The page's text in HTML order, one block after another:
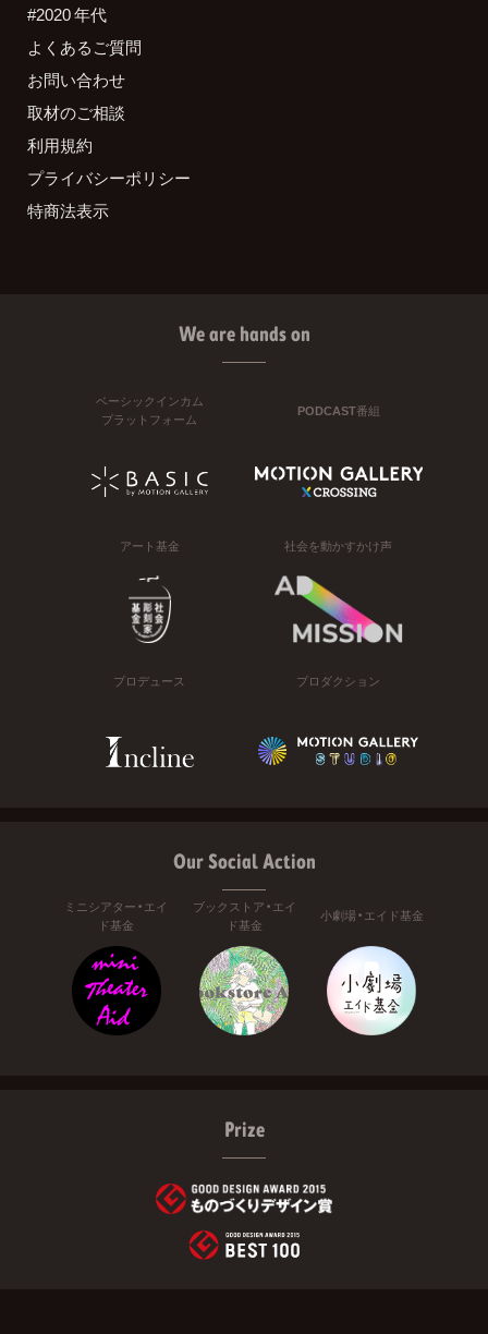
#2020 年代
よくあるご質問
お問い合わせ
取材のご相談
利用規約
プライバシーポリシー
特商法表示
We are hands on
ベーシックインカム
プラットフォーム
PODCAST番組
アート基金 社会を動かすかけ声
プロデュース プロダクション
Our Social Action
ミニシアター・エイ
ド基金
ブックストア・エイ
ド基金
小劇場・エイド基金
Prize